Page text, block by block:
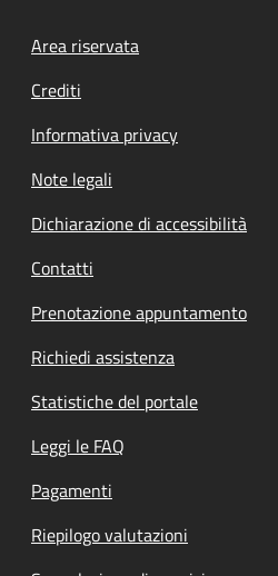
Footer menu
Area riservata
Crediti
Informativa privacy
Note legali
Dichiarazione di accessibilità
Contatti
Prenotazione appuntamento
Richiedi assistenza
Statistiche del portale
Leggi le FAQ
Pagamenti
Riepilogo valutazioni